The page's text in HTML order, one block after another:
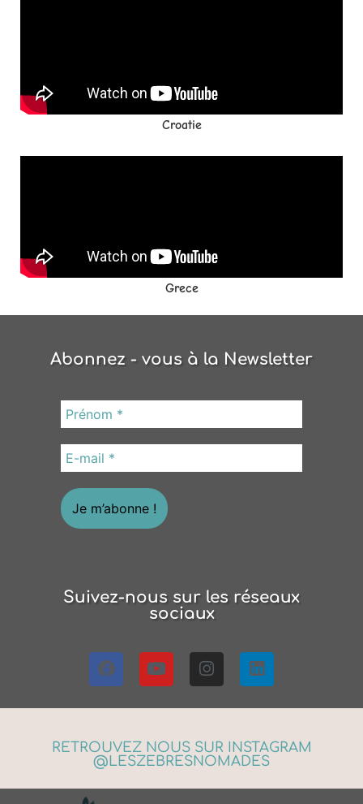
Croatie
Grece
Abonnez - vous à la Newsletter
Suivez-nous sur les réseaux
sociaux
RETROUVEZ NOUS SUR INSTAGRAM
@LESZEBRESNOMADES